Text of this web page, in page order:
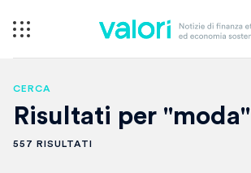
CERCA
Risultati per "moda"
557 RISULTATI